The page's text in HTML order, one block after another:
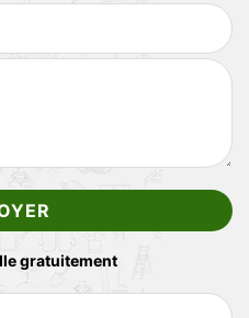
gratuitement